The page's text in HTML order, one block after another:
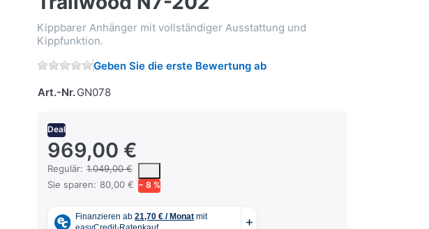
Kippbarer Anhänger mit vollständiger Ausstattung und
Kippfunktion.
Geben Sie die erste Bewertung ab
Art.-Nr.GN078
Deal
969,00 €
Regulär: 1.049,00 €
Es handelt sich um den mittleren Verkaufspreis, den Kunden für ein Produkt in
Sie sparen: 80,00 € − 8 %